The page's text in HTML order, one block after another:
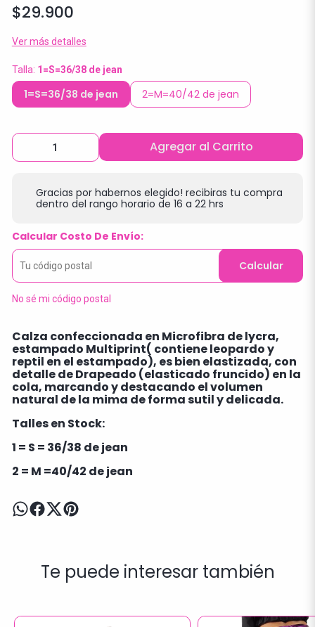
$29.900
Ver más detalles
Talla: 1=S=36/38 de jean
1=S=36/38 de jean 2=M=40/42 de jean
Agregar al Carrito
Gracias por habernos elegido! recibiras tu compra
dentro del rango horario de 16 a 22 hrs
Calcular Costo De Envío:
Calcular
No sé mi código postal
Calza confeccionada en Microfibra de lycra,
estampado Multiprint( contiene leopardo y
reptil en el estampado), es bien elastizada, con
detalle de Drapeado (elasticado fruncido) en la
cola, marcando y destacando el volumen
natural de la mima de forma sutil y delicada.
Talles en Stock:
1 = S = 36/38 de jean
2 = M =40/42 de jean
Te puede interesar también